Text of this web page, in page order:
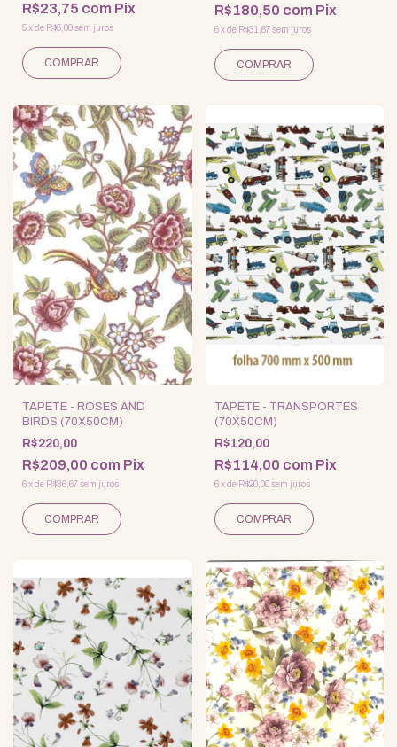
R$23,75 com Pix
5xde R$5,00sem juros
R$180,50 com Pix
6 xde R$31,67 sem juros
TAPETE - ROSES AND
BIRDS (70X50CM)
R$220,00
R$209,00 com Pix
6xde R$36,67 sem juros
TAPETE - TRANSPORTES
(70X50CM)
R$120,00
R$114,00 com Pix
6 xde R$20,00 sem juros